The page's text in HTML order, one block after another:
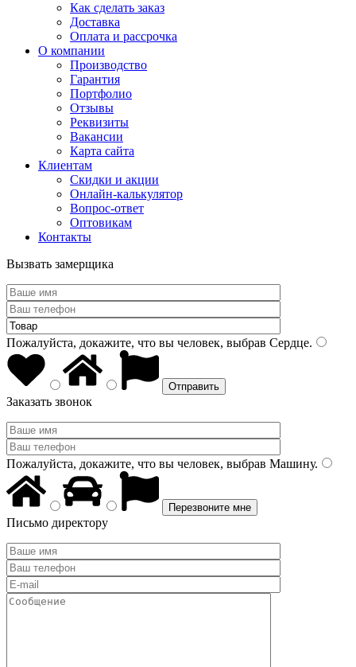
Как сделать заказ
Доставка
Оплата и рассрочка
О компании
Производство
Гарантия
Портфолио
Отзывы
Реквизиты
Вакансии
Карта сайта
Клиентам
Скидки и акции
Онлайн-калькулятор
Вопрос-ответ
Оптовикам
Контакты
Вызвать замерщика
Пожалуйста, докажите, что вы человек, выбрав Сердце.
Заказать звонок
Пожалуйста, докажите, что вы человек, выбрав Машину.
Письмо директору